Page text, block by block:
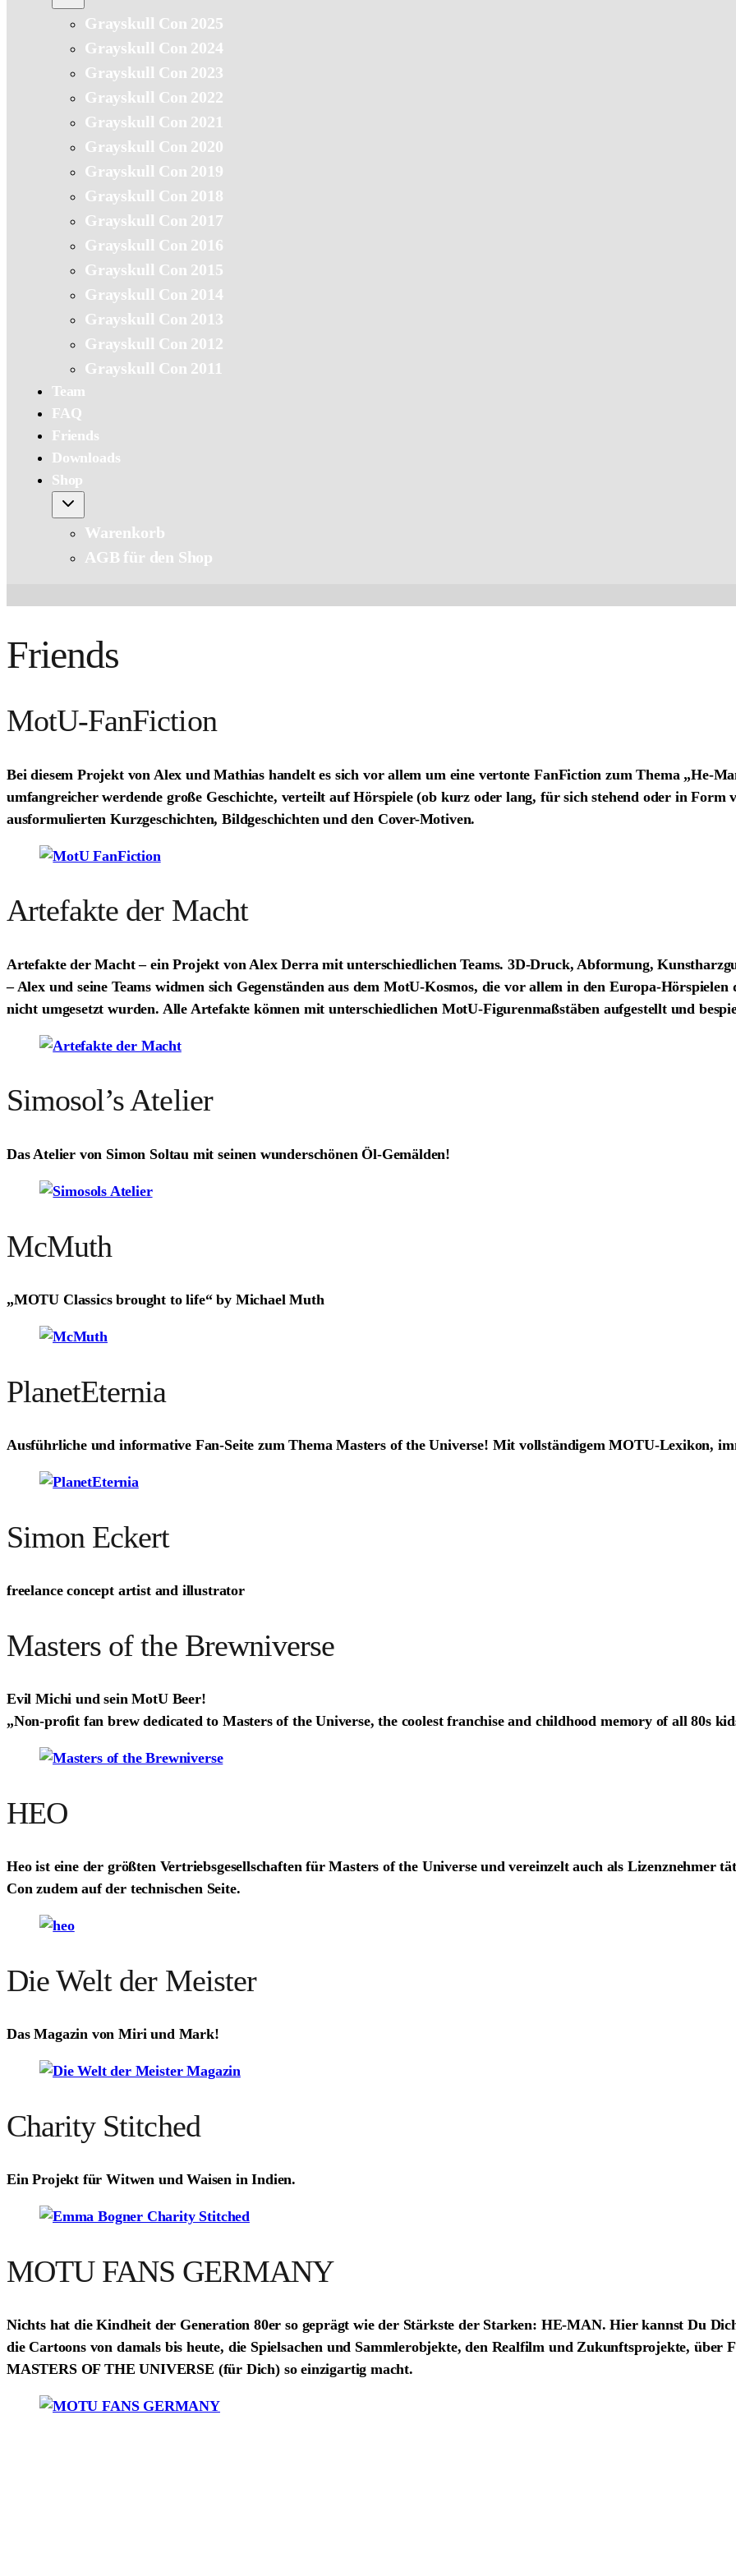
Grayskull Con 2025
Grayskull Con 2024
Grayskull Con 2023
Grayskull Con 2022
Grayskull Con 2021
Grayskull Con 2020
Grayskull Con 2019
Grayskull Con 2018
Grayskull Con 2017
Grayskull Con 2016
Grayskull Con 2015
Grayskull Con 2014
Grayskull Con 2013
Grayskull Con 2012
Grayskull Con 2011
Team
FAQ
Friends
Downloads
Shop
Warenkorb
AGB für den Shop
Friends
MotU-FanFiction
Bei diesem Projekt von Alex und Mathias handelt es sich vor allem um eine vertonte FanFiction zum Thema „He-
umfangreicher werdende große Geschichte, verteilt auf Hörspiele (ob kurz oder lang, für sich stehend oder in Form
ausformulierten Kurzgeschichten, Bildgeschichten und den Cover-Motiven.
Artefakte der Macht
Artefakte der Macht – ein Projekt von Alex Derra mit unterschiedlichen Teams. 3D-Druck, Abformung,
– Alex und seine Teams widmen sich Gegenständen aus dem MotU-Kosmos, die vor allem in den Europa-
nicht umgesetzt wurden. Alle Artefakte können mit unterschiedlichen MotU-Figurenmaßstäben aufgestellt und
Simosol’s Atelier
Das Atelier von Simon Soltau mit seinen wunderschönen Öl-Gemälden!
McMuth
„MOTU Classics brought to life“ by Michael Muth
PlanetEternia
Ausführliche und informative Fan-Seite zum Thema Masters of the Universe! Mit vollständigem MOTU-Lexikon,
Simon Eckert
freelance concept artist and illustrator
Masters of the Brewniverse
Evil Michi und sein MotU Beer!
„Non-profit fan brew dedicated to Masters of the Universe, the coolest franchise and childhood memory of all 80s
HEO
Heo ist eine der größten Vertriebsgesellschaften für Masters of the Universe und vereinzelt auch als Lizenznehmer
Con zudem auf der technischen Seite.
Die Welt der Meister
Das Magazin von Miri und Mark!
Charity Stitched
Ein Projekt für Witwen und Waisen in Indien.
MOTU FANS GERMANY
Nichts hat die Kindheit der Generation 80er so geprägt wie der Stärkste der Starken: HE-MAN. Hier kannst Du
die Cartoons von damals bis heute, die Spielsachen und Sammlerobjekte, den Realfilm und Zukunftsprojekte, über
MASTERS OF THE UNIVERSE (für Dich) so einzigartig macht.